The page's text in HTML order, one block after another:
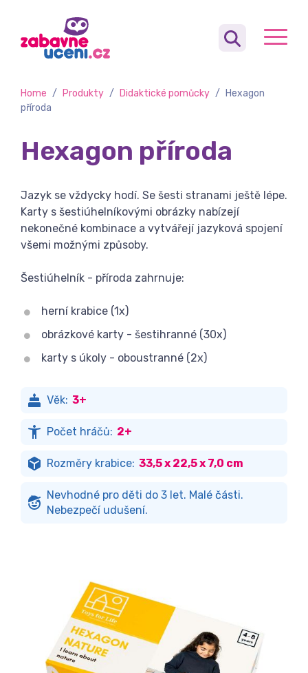
Home / Produkty / Didaktické pomůcky /
Hexagon
příroda
Hexagon příroda
Jazyk se vždycky hodí. Se šesti stranami ještě lépe.
Karty s šestiúhelníkovými obrázky nabízejí
nekonečné kombinace a vytvářejí jazyková spojení
všemi možnými způsoby.
Šestiúhelník - příroda zahrnuje:
herní krabice (1x)
obrázkové karty - šestihranné (30x)
karty s úkoly - oboustranné (2x)
Věk: 3+
Počet hráčů: 2+
Rozměry krabice: 33,5 x 22,5 x 7,0 cm
Nevhodné pro děti do 3 let. Malé části.
Nebezpečí udušení.